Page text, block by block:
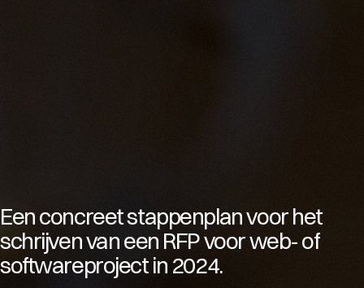
Een concreet stappenplan voor het
schrijven van een RFP voor web- of
softwareproject in 2024.